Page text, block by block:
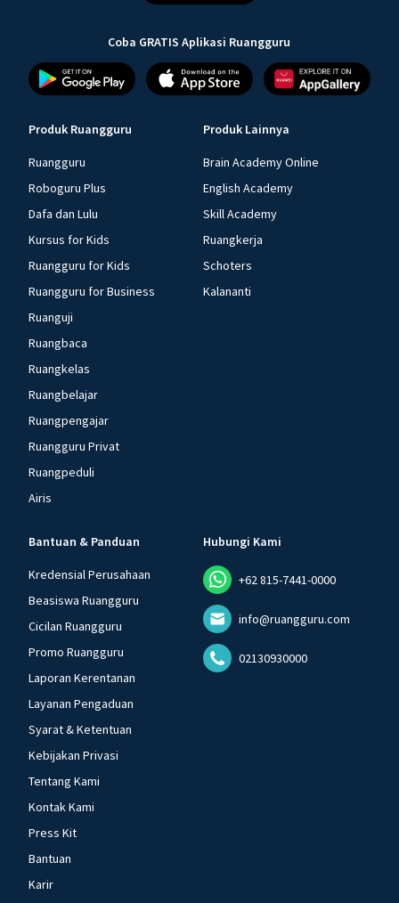
Coba GRATIS Aplikasi Ruangguru
Produk Ruangguru
Ruangguru
Roboguru Plus
Dafa dan Lulu
Kursus for Kids
Ruangguru for Kids
Ruangguru for Business
Ruanguji
Ruangbaca
Ruangkelas
Ruangbelajar
Ruangpengajar
Ruangguru Privat
Ruangpeduli
Airis
Produk Lainnya
Brain Academy Online
English Academy
Skill Academy
Ruangkerja
Schoters
Kalananti
Bantuan & Panduan
Kredensial Perusahaan
Beasiswa Ruangguru
Cicilan Ruangguru
Promo Ruangguru
Laporan Kerentanan
Layanan Pengaduan
Syarat & Ketentuan
Kebijakan Privasi
Tentang Kami
Kontak Kami
Press Kit
Bantuan
Karir
Hubungi Kami
+62 815-7441-0000
info@ruangguru.com
02130930000